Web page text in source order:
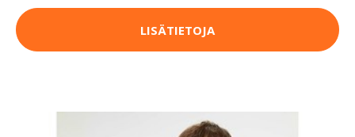
LISÄTIETOJA